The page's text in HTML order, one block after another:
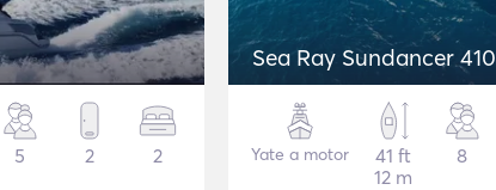
5 2 2
Sea Ray Sundancer 410
Yate a motor
41 ft
12 m
8